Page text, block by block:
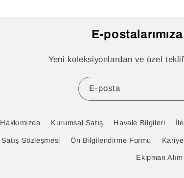
E-
Yeni koleksiyonlardan ve özel
E-posta
Hakkımızda Kurumsal Satış Havale Bilgileri
Satış Sözleşmesi Ön Bilgilendirme Formu
Ekipman